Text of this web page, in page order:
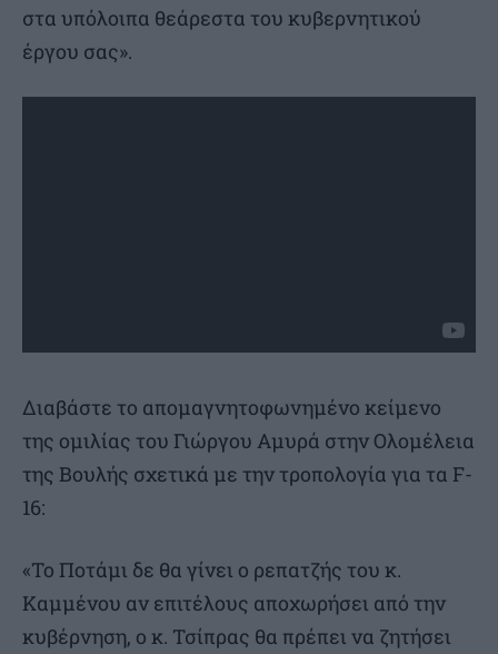
στα υπόλοιπα θεάρεστα του κυβερνητικού
έργου σας».
Διαβάστε το απομαγνητοφωνημένο κείμενο
της ομιλίας του Γιώργου Αμυρά στην Ολομέλεια
της Βουλής σχετικά με την τροπολογία για τα F-
16:
«Το Ποτάμι δε θα γίνει ο ρεπατζής του κ.
Καμμένου αν επιτέλους αποχωρήσει από την
κυβέρνηση, ο κ. Τσίπρας θα πρέπει να ζητήσει